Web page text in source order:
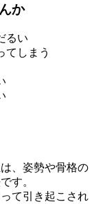
るい
てしまう
、姿勢や骨格の
す。
て引き起こされ